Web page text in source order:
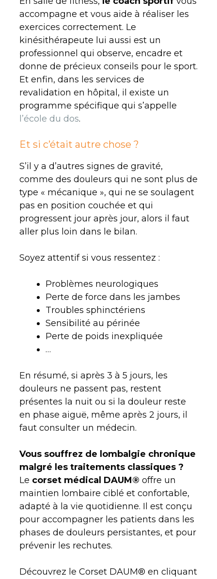
accompagne et vous aide à réaliser les
exercices correctement. Le
kinésithérapeute lui aussi est un
professionnel qui observe, encadre et
donne de précieux conseils pour le sport.
Et enfin, dans les services de
revalidation en hôpital, il existe un
programme spécifique qui s’appelle
l’école du dos.
Et si c’était autre chose ?
S’il y a d’autres signes de gravité,
comme des douleurs qui ne sont plus de
type « mécanique », qui ne se soulagent
pas en position couchée et qui
progressent jour après jour, alors il faut
aller plus loin dans le bilan.
Soyez attentif si vous ressentez :
Problèmes neurologiques
Perte de force dans les jambes
Troubles sphinctériens
Sensibilité au périnée
Perte de poids inexpliquée
…
En résumé, si après 3 à 5 jours, les
douleurs ne passent pas, restent
présentes la nuit ou si la douleur reste
en phase aiguë, même après 2 jours, il
faut consulter un médecin.
Vous souffrez de lombalgie chronique
malgré les traitements classiques ?
Le corset médical DAUM® offre un
maintien lombaire ciblé et confortable,
adapté à la vie quotidienne. Il est conçu
pour accompagner les patients dans les
phases de douleurs persistantes, et pour
prévenir les rechutes.
Découvrez le Corset DAUM® en cliquant